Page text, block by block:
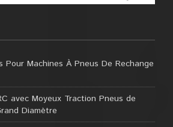
Pour Machines À Pneus De Rechange
avec Moyeux Traction Pneus de
Diamètre